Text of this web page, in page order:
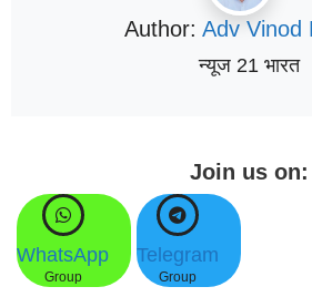
Author: Adv Vinod
न्यूज 21 भारत
Join us on:
WhatsApp
Group
Telegram
Group